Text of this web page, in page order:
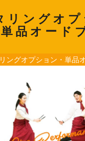
リングオプ
単品オード
ングオプション・単品